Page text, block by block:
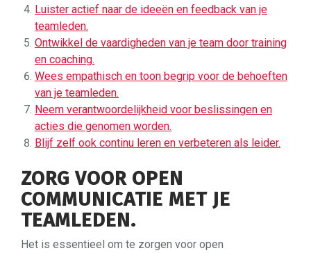
Luister actief naar de ideeën en feedback van je
teamleden.
Ontwikkel de vaardigheden van je team door training
en coaching.
Wees empathisch en toon begrip voor de behoeften
van je teamleden.
Neem verantwoordelijkheid voor beslissingen en
acties die genomen worden.
Blijf zelf ook continu leren en verbeteren als leider.
ZORG VOOR OPEN
COMMUNICATIE MET JE
TEAMLEDEN.
Het is essentieel om te zorgen voor open